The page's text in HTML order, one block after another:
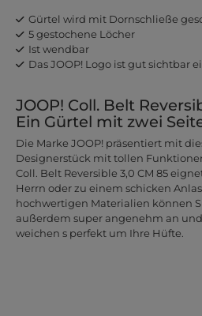
Gürtel wird mit Dornschließe
5 gestochene Löcher
Ist wendbar
Das JOOP! Logo ist gut sichtbar
JOOP! Coll. Belt
Ein Gürtel mit zwei
Die Marke JOOP! präsentiert mit
Designerstück mit tollen
Coll. Belt Reversible 3,0 CM 85
Herrn oder zu einem schicken
hochwertigen Materialien können
außerdem super angenehm an
weichen s perfekt um Ihre Hüfte.